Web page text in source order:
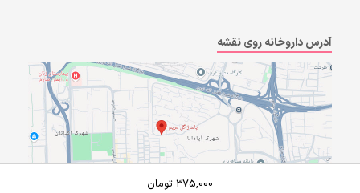
375,000 تومان
آدرس داروخانه روی نقشه